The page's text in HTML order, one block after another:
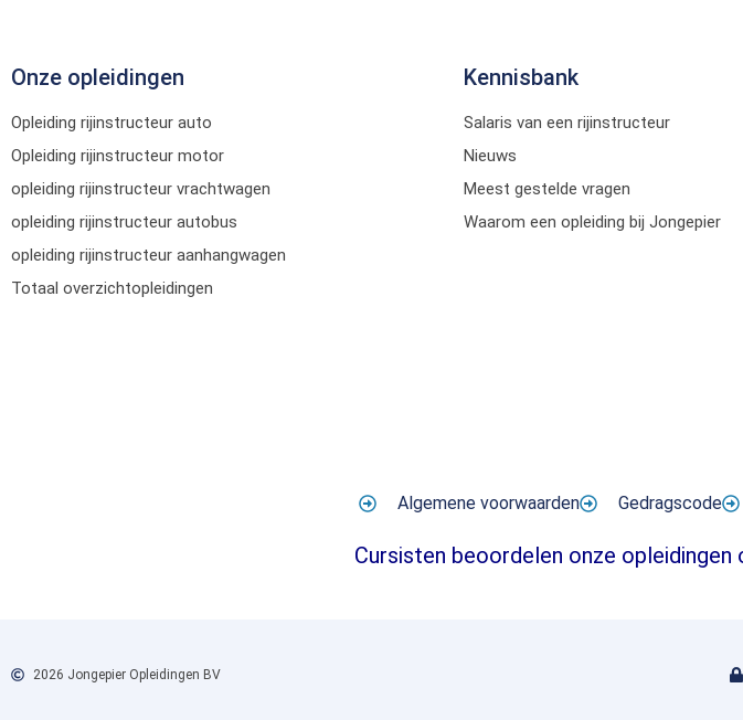
Onze opleidingen
Opleiding rijinstructeur auto
Opleiding rijinstructeur motor
opleiding rijinstructeur vrachtwagen
opleiding rijinstructeur autobus
opleiding rijinstructeur aanhangwagen
Totaal overzichtopleidingen
Kennisbank
Salaris van een rijinstructeur
Nieuws
Meest gestelde vragen
Waarom een opleiding bij Jongepier
Algemene voorwaarden Gedragscode
Cursisten beoordelen onze opleidingen
2026 Jongepier Opleidingen BV